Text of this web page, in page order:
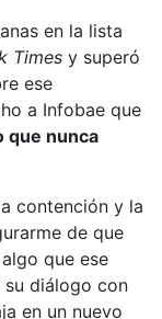
en la lista
Times y superó
ese
a Infobae que
que nunca
contención y la
de que
que ese
su diálogo con
en un nuevo